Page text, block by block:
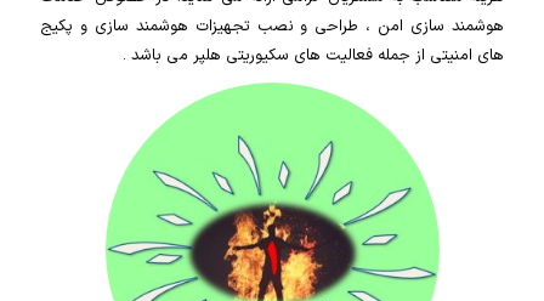
هوشمند سازی امن ، طراحی و نصب تجهیزات هوشمند سازی و پکیج
های امنیتی از جمله فعالیت های سکیوریتی هلپر می باشد .